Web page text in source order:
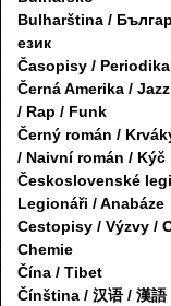
Bulharština /
език
Časopisy / Periodika
Černá Amerika /
/ Rap / Funk
Černý román /
/ Naivní román / Kýč
Československé
Legionáři / Anabáze
Cestopisy / Výzvy /
Chemie
Čína / Tibet
Čínština / 汉语 / 漢語